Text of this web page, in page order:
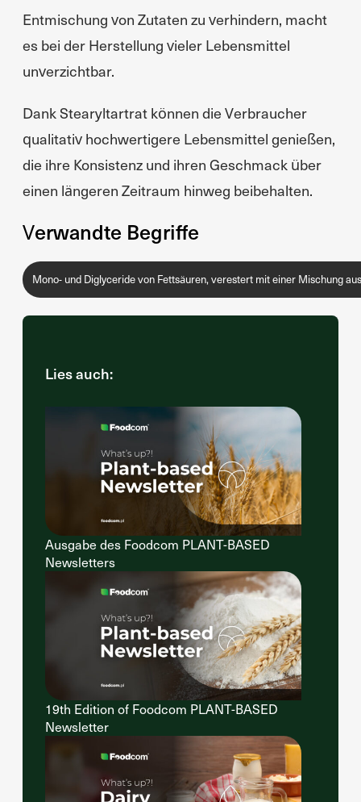
Entmischung von Zutaten zu verhindern, macht
es bei der Herstellung vieler Lebensmittel
unverzichtbar.
Dank Stearyltartrat können die Verbraucher
qualitativ hochwertigere Lebensmittel genießen,
die ihre Konsistenz und ihren Geschmack über
einen längeren Zeitraum hinweg beibehalten.
Verwandte Begriffe
Mono- und Diglyceride von Fettsäuren, verestert mit einer Mischung
Lies auch:
Ausgabe des Foodcom PLANT-BASED
Newsletters
19th Edition of Foodcom PLANT-BASED
Newsletter